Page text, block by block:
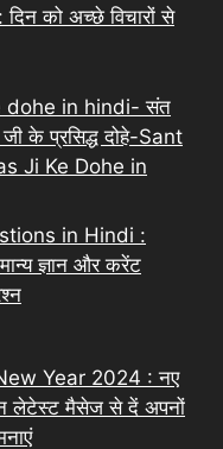
को अच्छे विचारों से
dohe in hindi- संत
के प्रसिद्ध दोहे-Sant
Ji Ke Dohe in
in Hindi :
ज्ञान और करेंट
Year 2024 : नए
लेटेस्ट मैसेज से दें अपनों